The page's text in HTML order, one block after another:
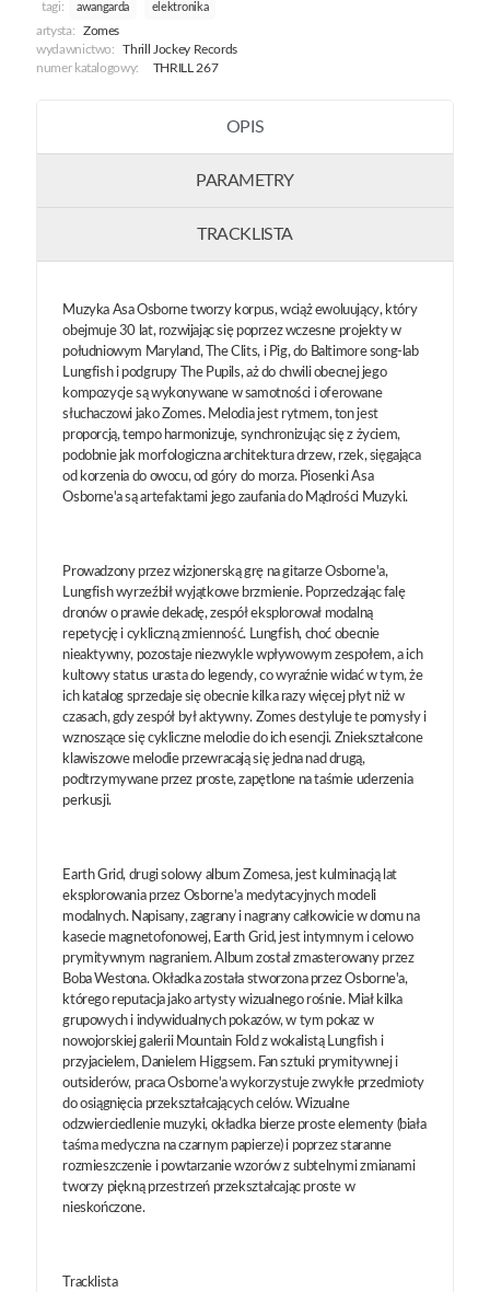
tagi:
awangarda elektronika
artysta:
Zomes
wydawnictwo:
Thrill Jockey Records
numer katalogowy:
THRILL 267
OPIS
PARAMETRY
TRACKLISTA
Muzyka Asa Osborne tworzy korpus, wciąż ewoluujący, który
obejmuje 30 lat, rozwijając się poprzez wczesne projekty w
południowym Maryland, The Clits, i Pig, do Baltimore song-lab
Lungfish i podgrupy The Pupils, aż do chwili obecnej jego
kompozycje są wykonywane w samotności i oferowane
słuchaczowi jako Zomes. Melodia jest rytmem, ton jest
proporcją, tempo harmonizuje, synchronizując się z życiem,
podobnie jak morfologiczna architektura drzew, rzek, sięgająca
od korzenia do owocu, od góry do morza. Piosenki Asa
Osborne'a są artefaktami jego zaufania do Mądrości Muzyki.
Prowadzony przez wizjonerską grę na gitarze Osborne'a,
Lungfish wyrzeźbił wyjątkowe brzmienie. Poprzedzając falę
dronów o prawie dekadę, zespół eksplorował modalną
repetycję i cykliczną zmienność. Lungfish, choć obecnie
nieaktywny, pozostaje niezwykle wpływowym zespołem, a ich
kultowy status urasta do legendy, co wyraźnie widać w tym, że
ich katalog sprzedaje się obecnie kilka razy więcej płyt niż w
czasach, gdy zespół był aktywny. Zomes destyluje te pomysły i
wznoszące się cykliczne melodie do ich esencji. Zniekształcone
klawiszowe melodie przewracają się jedna nad drugą,
podtrzymywane przez proste, zapętlone na taśmie uderzenia
perkusji.
Earth Grid, drugi solowy album Zomesa, jest kulminacją lat
eksplorowania przez Osborne'a medytacyjnych modeli
modalnych. Napisany, zagrany i nagrany całkowicie w domu na
kasecie magnetofonowej, Earth Grid, jest intymnym i celowo
prymitywnym nagraniem. Album został zmasterowany przez
Boba Westona. Okładka została stworzona przez Osborne'a,
którego reputacja jako artysty wizualnego rośnie. Miał kilka
grupowych i indywidualnych pokazów, w tym pokaz w
nowojorskiej galerii Mountain Fold z wokalistą Lungfish i
przyjacielem, Danielem Higgsem. Fan sztuki prymitywnej i
outsiderów, praca Osborne'a wykorzystuje zwykłe przedmioty
do osiągnięcia przekształcających celów. Wizualne
odzwierciedlenie muzyki, okładka bierze proste elementy (biała
taśma medyczna na czarnym papierze) i poprzez staranne
rozmieszczenie i powtarzanie wzorów z subtelnymi zmianami
tworzy piękną przestrzeń przekształcając proste w
nieskończone.
Tracklista